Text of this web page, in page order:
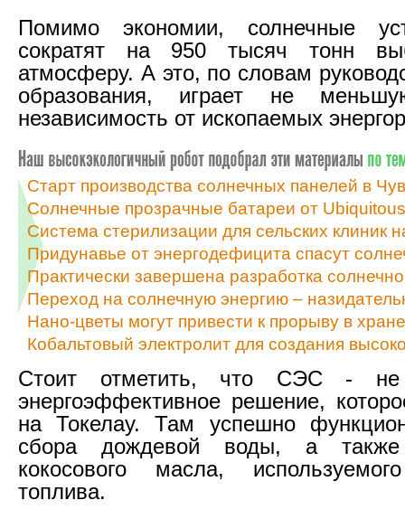
Помимо экономии, солнечные
сократят на 950 тысяч тонн
атмосферу. А это, по словам
образования, играет не
независимость от ископаемых
Старт производства солнечных панелей в
Солнечные прозрачные батареи от
Система стерилизации для сельских клиник
Придунавье от энергодефицита спасут
Практически завершена разработка
Переход на солнечную энергию –
Нано-цветы могут привести к прорыву в
Кобальтовый электролит для создания
Стоит отметить, что СЭС - не
энергоэффективное решение,
на Токелау. Там успешно
сбора дождевой воды, а также
кокосового масла,
топлива.